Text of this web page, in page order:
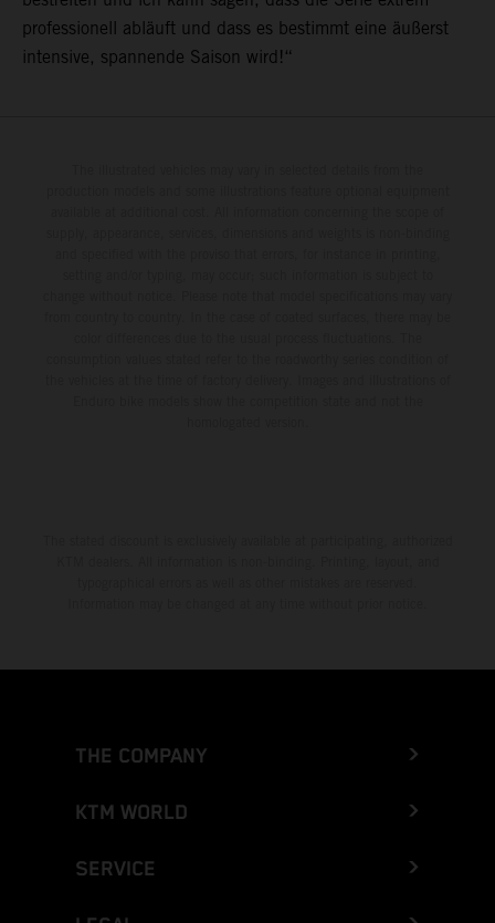
professionell abläuft und dass es bestimmt eine äußerst
intensive, spannende Saison wird!“
THE COMPANY
KTM WORLD
SERVICE